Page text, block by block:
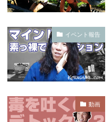
イベント報告
動画